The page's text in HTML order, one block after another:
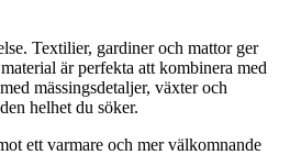
Textilier, gardiner och mattor ger
är perfekta att kombinera med
mässingsdetaljer, växter och
helhet du söker.
ett varmare och mer välkomnande